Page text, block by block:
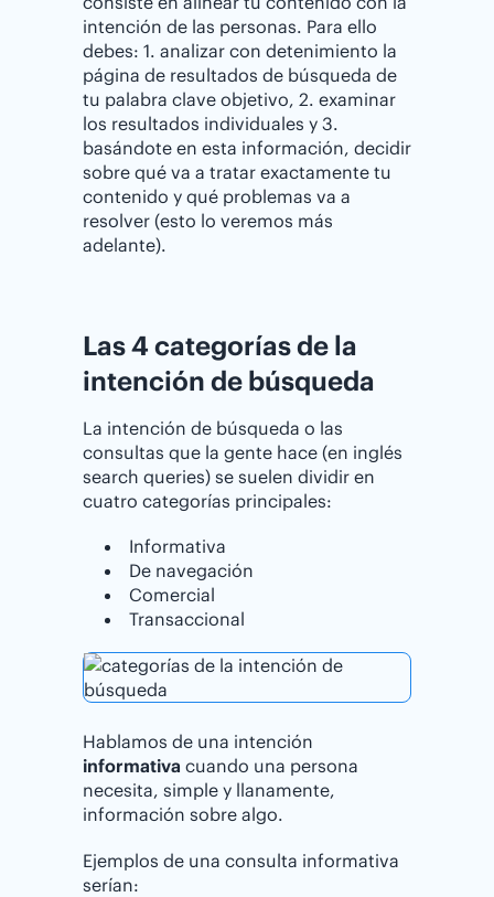
intención de las personas. Para ello
debes: 1. analizar con detenimiento la
página de resultados de búsqueda de
tu palabra clave objetivo, 2. examinar
los resultados individuales y 3.
basándote en esta información, decidir
sobre qué va a tratar exactamente tu
contenido y qué problemas va a
resolver (esto lo veremos más
adelante).
Las 4 categorías de la
intención de búsqueda
La intención de búsqueda o las
consultas que la gente hace (en inglés
search queries) se suelen dividir en
cuatro categorías principales:
Informativa
De navegación
Comercial
Transaccional
Hablamos de una intención
informativa cuando una persona
necesita, simple y llanamente,
información sobre algo.
Ejemplos de una consulta informativa
serían: